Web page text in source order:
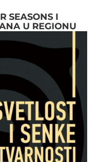
SEASONS I
U REGIONU